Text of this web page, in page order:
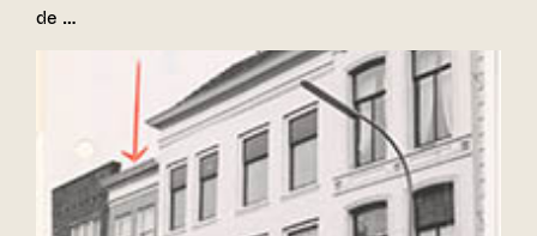
de …